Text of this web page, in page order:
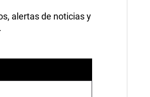
alertas de noticias y